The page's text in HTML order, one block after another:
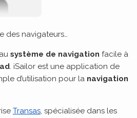
des navigateurs…
système de navigation facile à
. iSailor est une application de
d’utilisation pour la navigation
Transas, spécialisée dans les